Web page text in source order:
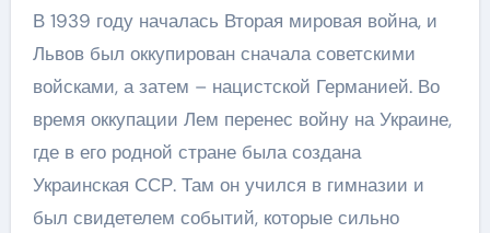
В 1939 году началась Вторая мировая война, и
Львов был оккупирован сначала советскими
войсками, а затем – нацистской Германией. Во
время оккупации Лем перенес войну на Украине,
где в его родной стране была создана
Украинская ССР. Там он учился в гимназии и
был свидетелем событий, которые сильно